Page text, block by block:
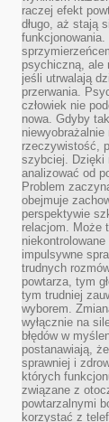
raczej efekt
długo, aż stają
psychiczną, ale
jeśli utrwalają
przerwania.
człowiek nie
nowa. Gdyby
rzeczywistość,
szybciej. Dzięki
analizować od
Problem
obejmuje
perspektywie
relacjom. Może
impulsywne
trudnych
powtarza, tym
tym trudniej
wyborem.
wyłącznie na
błędów w
postanawiają,
sprawniej i
których
związane z
powtarzalnymi
korzystać z